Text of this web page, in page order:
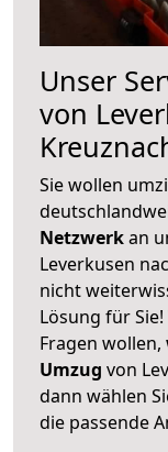
Unser
von
Sie wollen
Netzwerkan
Leverkusen
nicht
Lösung für
Fragen wollen,
Umzug von
dann wählen
die passende